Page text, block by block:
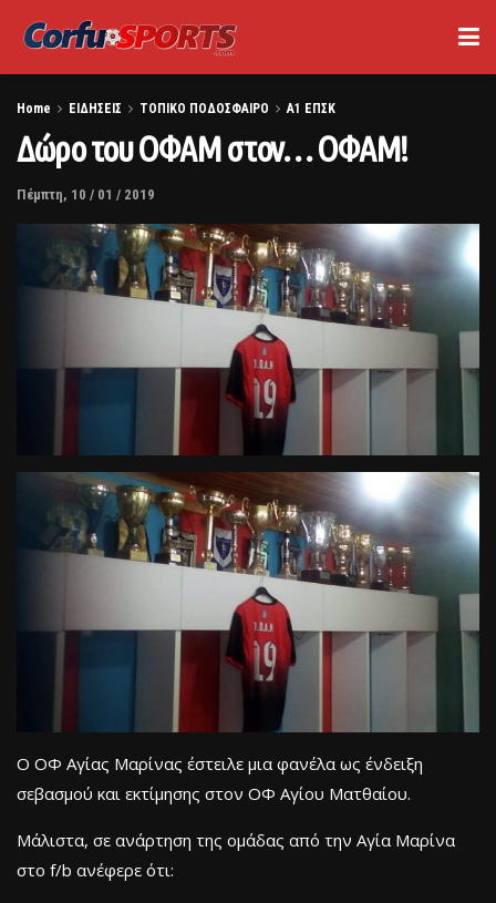
Home ΕΙΔΗΣΕΙΣ ΤΟΠΙΚΟ ΠΟΔΟΣΦΑΙΡΟ Α1 ΕΠΣΚ
Δώρο του ΟΦΑΜ στον… ΟΦΑΜ!
Πέμπτη, 10 / 01 / 2019
Ο ΟΦ Αγίας Μαρίνας έστειλε μια φανέλα ως ένδειξη
σεβασμού και εκτίμησης στον ΟΦ Αγίου Ματθαίου.
Μάλιστα, σε ανάρτηση της ομάδας από την Αγία Μαρίνα
στο f/b ανέφερε ότι: